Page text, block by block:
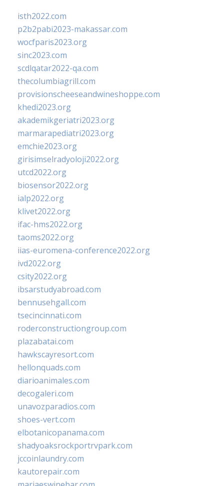
isth2022.com
p2b2pabi2023-makassar.com
wocfparis2023.org
sinc2023.com
scdlqatar2022-qa.com
thecolumbiagrill.com
provisionscheeseandwineshoppe.com
khedi2023.org
akademikgeriatri2023.org
marmarapediatri2023.org
emchie2023.org
girisimselradyoloji2022.org
utcd2022.org
biosensor2022.org
ialp2022.org
klivet2022.org
ifac-hms2022.org
taoms2022.org
iias-euromena-conference2022.org
ivd2022.org
csity2022.org
ibsarstudyabroad.com
bennusehgall.com
tsecincinnati.com
roderconstructiongroup.com
plazabatai.com
hawkscayresort.com
hellonquads.com
diarioanimales.com
decogaleri.com
unavozparadios.com
shoes-vert.com
elbotanicopanama.com
shadyoaksrockportrvpark.com
jccoinlaundry.com
kautorepair.com